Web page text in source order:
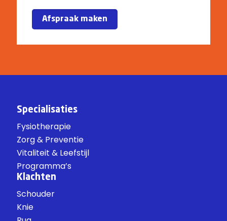
Afspraak maken
Specialisaties
Fysiotherapie
Zorg & Preventie
Vitaliteit & Leefstijl
Programma’s
Klachten
Schouder
Knie